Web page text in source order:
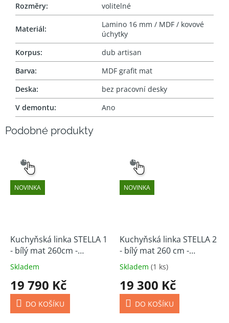
Rozměry: volitelné
Materiál:
Lamino 16 mm / MDF / kovové
úchytky
Korpus:
dub artisan
Barva:
MDF grafit mat
Deska:
bez pracovní desky
V demontu: Ano
NOVINKA
VÝBĚR
Kuchyňská linka STELLA 1
- bílý mat 260cm -
skladem
Skladem
19 790 Kč
DO KOŠÍKU
NOVINKA
VÝBĚR
Kuchyňská linka STELLA 2
- bílý mat 260 cm -
skladem
Skladem (1 ks)
19 300 Kč
DO KOŠÍKU